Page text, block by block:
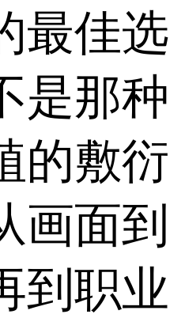
最佳选
是那种
的敷衍
画面到
到职业